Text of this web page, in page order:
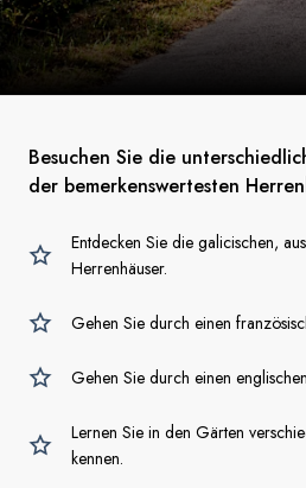
Besuchen Sie die
der bemerkenswertesten
Entdecken Sie die galicischen,
Herrenhäuser.
Gehen Sie durch einen
Gehen Sie durch einen
Lernen Sie in den Gärten
kennen.